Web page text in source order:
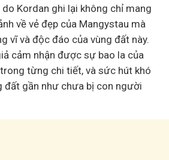
Kordan ghi lại không chỉ mang
về vẻ đẹp của Mangystau mà
vĩ và độc đáo của vùng đất này.
cảm nhận được sự bao la của
từng chi tiết, và sức hút khó
đất gần như chưa bị con người